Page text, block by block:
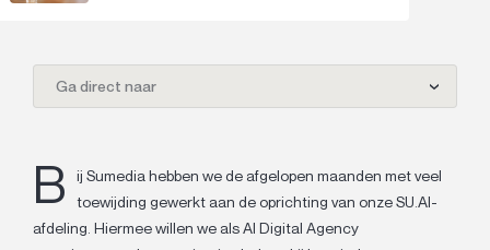
Ga direct naar
B
ij Sumedia hebben we de afgelopen maanden met veel
toewijding gewerkt aan de oprichting van onze SU.AI-
afdeling. Hiermee willen we als AI Digital Agency